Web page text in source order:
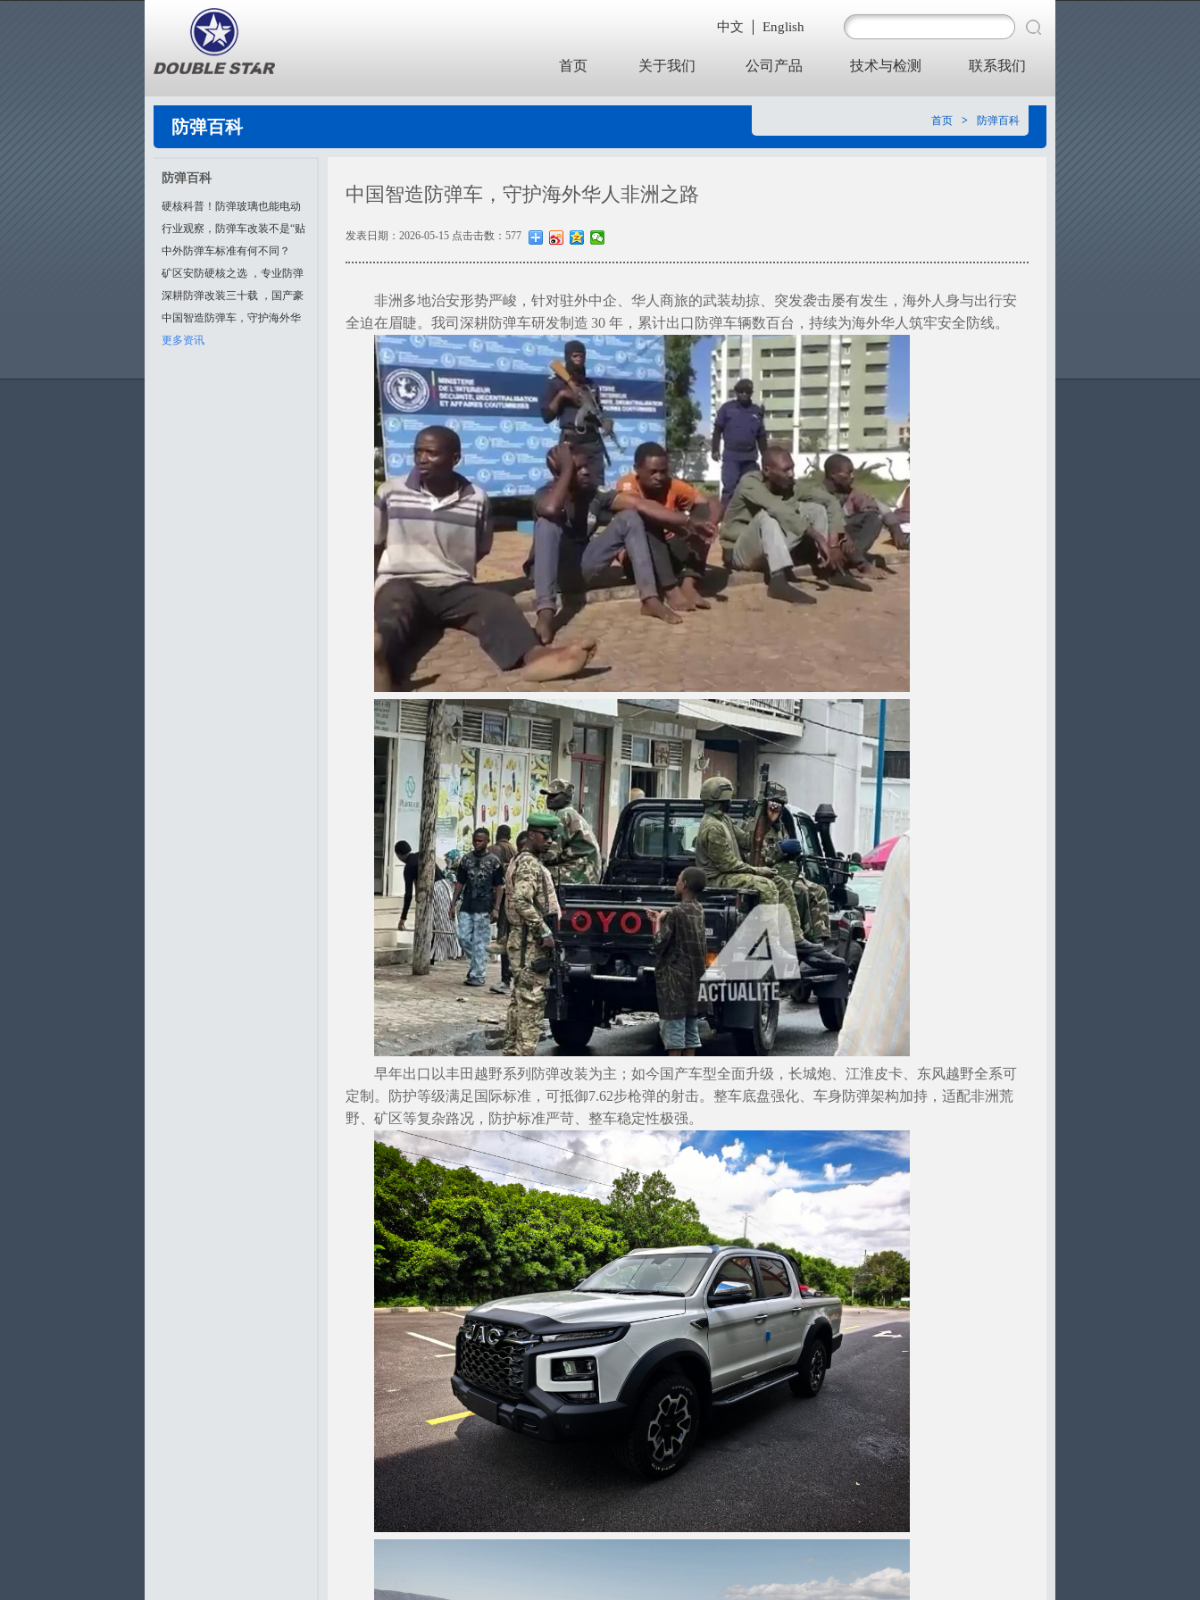
中文 English
首页 关于我们 公司产品 技术与检测 联系我们
防弹百科 首页 > 防弹百科
防弹百科
硬核科普！防弹玻璃也能电动
升降？安全红线需严...
行业观察，防弹车改装不是“贴
铁”那么简单...
中外防弹车标准有何不同？
矿区安防硬核之选 ，专业防弹
越野车辆...
深耕防弹改装三十载 ，国产豪
华车型定制升级...
中国智造防弹车，守护海外华
人非洲之路...
更多资讯
中国智造防弹车，守护海外华人非洲之路
发表日期：2026-05-15 点击击数：577
非洲多地治安形势严峻，针对驻外中企、华人商旅的武装劫掠、突发袭击屡有发生，海外人身与出行安
全迫在眉睫。我司深耕防弹车研发制造 30 年，累计出口防弹车辆数百台，持续为海外华人筑牢安全防线。
早年出口以丰田越野系列防弹改装为主；如今国产车型全面升级，长城炮、江淮皮卡、东风越野全系可
定制。防护等级满足国际标准，可抵御7.62步枪弹的射击。整车底盘强化、车身防弹架构加持，适配非洲荒
野、矿区等复杂路况，防护标准严苛、整车稳定性极强。